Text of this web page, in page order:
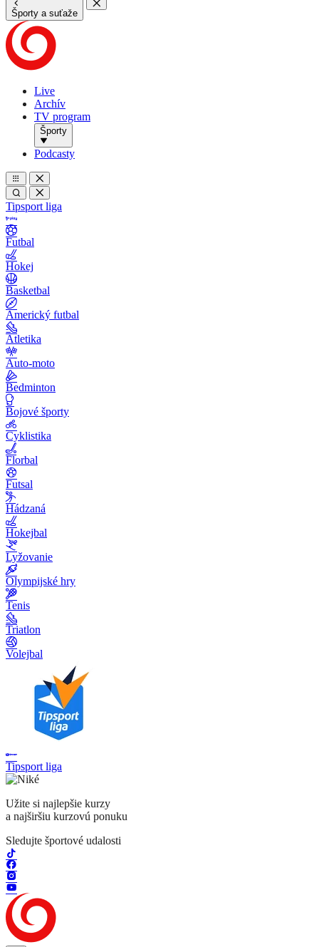
Športy a suťaže
Live
Archív
TV program
Športy
Podcasty
Tipsport liga
Futbal
Hokej
Basketbal
Americký futbal
Atletika
Auto-moto
Bedminton
Bojové športy
Cyklistika
Florbal
Futsal
Hádzaná
Hokejbal
Lyžovanie
Olympijské hry
Tenis
Triatlon
Volejbal
Tipsport liga
Užite si najlepšie kurzy
a najširšiu kurzovú ponuku
Sledujte športové udalosti